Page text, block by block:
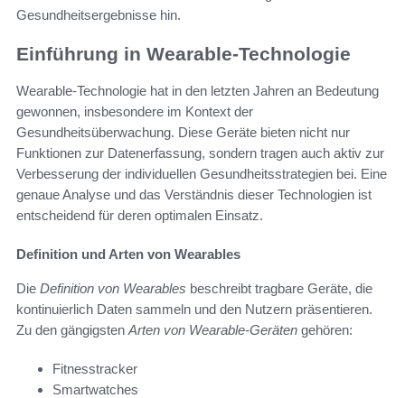
Gesundheitsergebnisse hin.
Einführung in Wearable-Technologie
Wearable-Technologie hat in den letzten Jahren an Bedeutung
gewonnen, insbesondere im Kontext der
Gesundheitsüberwachung. Diese Geräte bieten nicht nur
Funktionen zur Datenerfassung, sondern tragen auch aktiv zur
Verbesserung der individuellen Gesundheitsstrategien bei. Eine
genaue Analyse und das Verständnis dieser Technologien ist
entscheidend für deren optimalen Einsatz.
Definition und Arten von Wearables
Die Definition von Wearables beschreibt tragbare Geräte, die
kontinuierlich Daten sammeln und den Nutzern präsentieren.
Zu den gängigsten Arten von Wearable-Geräten gehören:
Fitnesstracker
Smartwatches